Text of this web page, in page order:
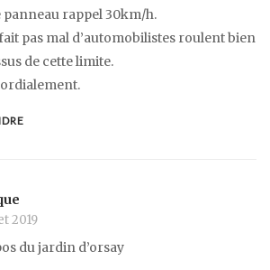
panneau rappel 30km/h.
pas mal d’automobilistes roulent bien
de cette limite.
2019
du jardin d’orsay